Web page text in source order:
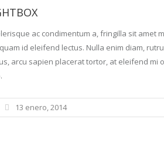
ac condimentum a, fringilla sit amet
id eleifend lectus. Nulla enim diam,
arcu sapien placerat tortor, at eleifend
13 enero, 2014